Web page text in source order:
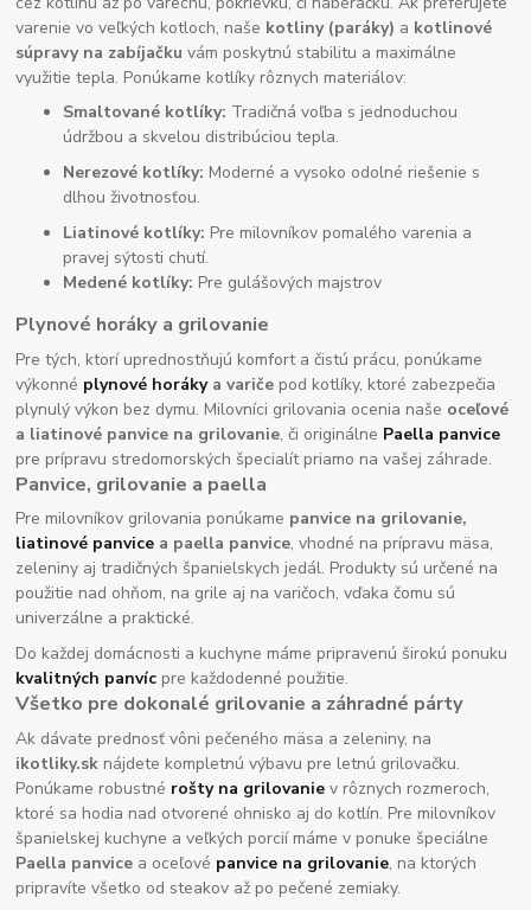
varenie vo veľkých kotloch, naše kotliny (paráky) a kotlinové
súpravy na zabíjačku vám poskytnú stabilitu a maximálne
využitie tepla. Ponúkame kotlíky rôznych materiálov:
Smaltované kotlíky: Tradičná voľba s jednoduchou
údržbou a skvelou distribúciou tepla.
Nerezové kotlíky: Moderné a vysoko odolné riešenie s
dlhou životnosťou.
Liatinové kotlíky: Pre milovníkov pomalého varenia a
pravej sýtosti chutí.
Medené kotlíky: Pre gulášových majstrov
Plynové horáky a grilovanie
Pre tých, ktorí uprednostňujú komfort a čistú prácu, ponúkame
výkonné plynové horákya variče pod kotlíky, ktoré zabezpečia
plynulý výkon bez dymu. Milovníci grilovania ocenia naše oceľové
a liatinové panvice na grilovanie, či originálne Paella panvice
pre prípravu stredomorských špecialít priamo na vašej záhrade.
Panvice, grilovanie a paella
Pre milovníkov grilovania ponúkame panvice na grilovanie,
liatinové panvice a paella panvice, vhodné na prípravu mäsa,
zeleniny aj tradičných španielskych jedál. Produkty sú určené na
použitie nad ohňom, na grile aj na varičoch, vďaka čomu sú
univerzálne a praktické.
Do každej domácnosti a kuchyne máme pripravenú širokú ponuku
kvalitných panvíc pre každodenné použitie.
Všetko pre dokonalé grilovanie a záhradné párty
Ak dávate prednosť vôni pečeného mäsa a zeleniny, na
ikotliky.sk nájdete kompletnú výbavu pre letnú grilovačku.
Ponúkame robustné rošty na grilovanie v rôznych rozmeroch,
ktoré sa hodia nad otvorené ohnisko aj do kotlín. Pre milovníkov
španielskej kuchyne a veľkých porcií máme v ponuke špeciálne
Paella panvice a oceľové panvice na grilovanie, na ktorých
pripravíte všetko od steakov až po pečené zemiaky.